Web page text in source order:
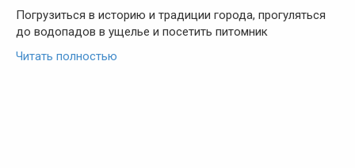
Погрузиться в историю и традиции города, прогуляться
до водопадов в ущелье и посетить питомник
Читать полностью